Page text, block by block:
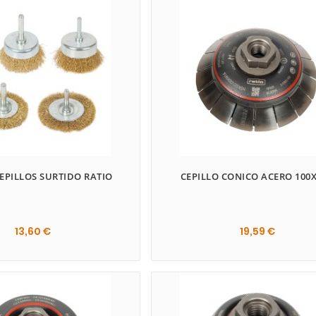
SURTIDO RATIO
13,60 €
CEPILLO CONICO ACERO
19,59 €